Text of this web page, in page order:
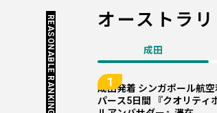
オーストラ
REASONABLE RANKING 成田
成田発着 シンガポール航空
パース5日間 『クオリティ